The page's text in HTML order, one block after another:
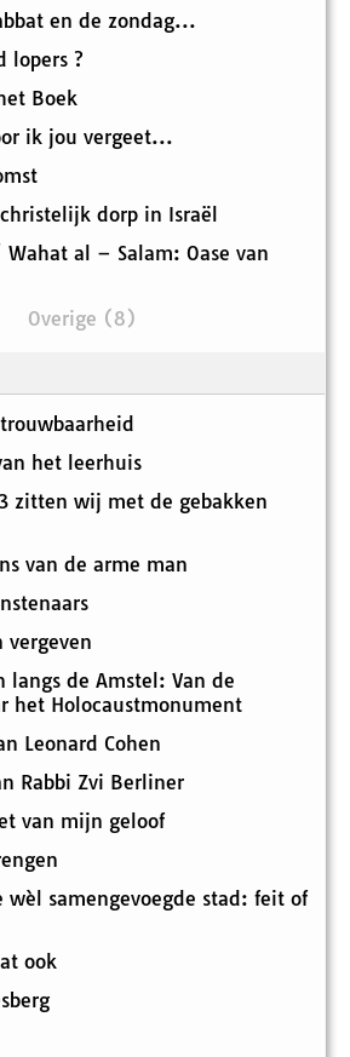
en de zondag...
lopers ?
Boek
ik jou vergeet...
dorp in Israël
al – Salam: Oase van
Overige (8)
het leerhuis
zitten wij met de gebakken
van de arme man
vergeven
langs de Amstel: Van de
het Holocaustmonument
Leonard Cohen
Rabbi Zvi Berliner
van mijn geloof
wèl samengevoegde stad: feit of
ook